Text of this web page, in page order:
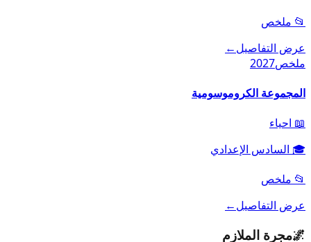
📂 ملخص
عرض التفاصيل←
ملخص2027
المجموعة الكروموسومية
📖 احياء
🎓 السادس الإعدادي
📂 ملخص
عرض التفاصيل←
🌌مجرة الملازم